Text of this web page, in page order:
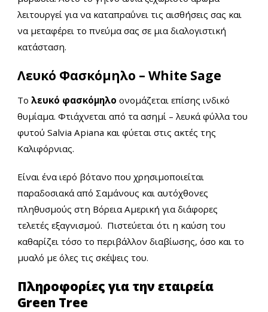
λειτουργεί για να καταπραΰνει τις αισθήσεις σας και
να μεταφέρει το πνεύμα σας σε μια διαλογιστική
κατάσταση.
Λευκό Φασκόμηλο – White Sage
Το λευκό φασκόμηλο ονομάζεται επίσης ινδικό
θυμίαμα. Φτιάχνεται από τα ασημί – λευκά φύλλα του
φυτού Salvia Apiana και φύεται στις ακτές της
Καλιφόρνιας.
Είναι ένα ιερό βότανο που χρησιμοποιείται
παραδοσιακά από Σαμάνους και αυτόχθονες
πληθυσμούς στη Βόρεια Αμερική για διάφορες
τελετές εξαγνισμού. Πιστεύεται ότι η καύση του
καθαρίζει τόσο το περιβάλλον διαβίωσης, όσο και το
μυαλό με όλες τις σκέψεις του.
Πληροφορίες για την εταιρεία
Green Tree